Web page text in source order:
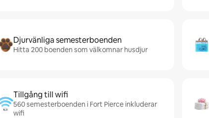
Djurvänliga semesterboenden
Hitta 200 boenden som välkomnar husdjur
Tillgång till wifi
560 semesterboenden i Fort Pierce inkluderar
wifi